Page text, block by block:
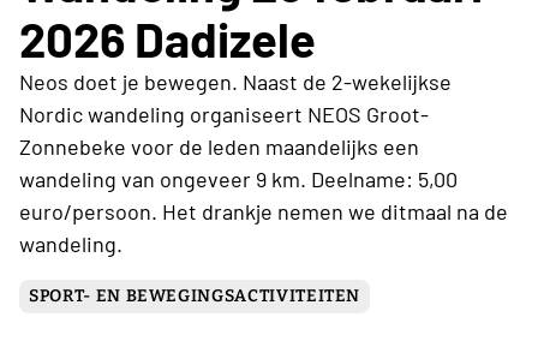
2026 Dadizele
Neos doet je bewegen. Naast de 2-wekelijkse
Nordic wandeling organiseert NEOS Groot-
Zonnebeke voor de leden maandelijks een
wandeling van ongeveer 9 km. Deelname: 5,00
euro/persoon. Het drankje nemen we ditmaal na de
wandeling.
SPORT- EN BEWEGINGSACTIVITEITEN